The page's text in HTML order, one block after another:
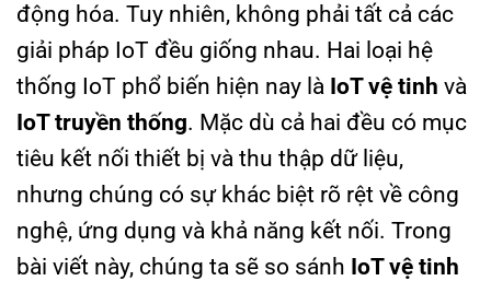
động hóa. Tuy nhiên, không phải tất cả các
giải pháp IoT đều giống nhau. Hai loại hệ
thống IoT phổ biến hiện nay là IoT vệ tinh và
IoT truyền thống. Mặc dù cả hai đều có mục
tiêu kết nối thiết bị và thu thập dữ liệu,
nhưng chúng có sự khác biệt rõ rệt về công
nghệ, ứng dụng và khả năng kết nối. Trong
bài viết này, chúng ta sẽ so sánh IoT vệ tinh